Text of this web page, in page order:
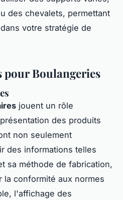
des chevalets, permettant
votre stratégie de
pour Boulangeries
jouent un rôle
des produits
non seulement
des informations telles
sa méthode de fabrication,
la conformité aux normes
l'affichage des